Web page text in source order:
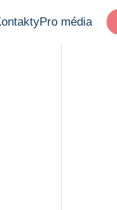
Pro média